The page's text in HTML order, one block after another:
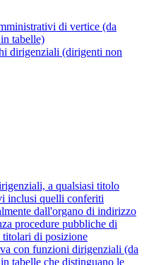
di vertice (da
tabelle)
dirigenziali (dirigenti non
a qualsiasi titolo
inclusi quelli conferiti
dall'organo di indirizzo
procedure pubbliche di
titolari di posizione
con funzioni dirigenziali (da
tabelle che distinguano le